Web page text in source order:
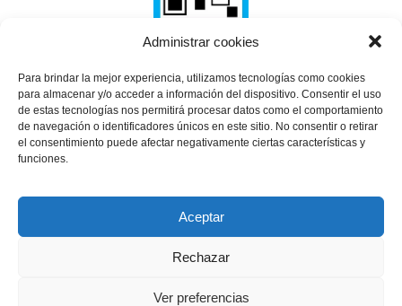
Administrar cookies
Para brindar la mejor experiencia, utilizamos tecnologías como cookies
para almacenar y/o acceder a información del dispositivo. Consentir el uso
de estas tecnologías nos permitirá procesar datos como el comportamiento
de navegación o identificadores únicos en este sitio. No consentir o retirar
el consentimiento puede afectar negativamente ciertas características y
funciones.
Aceptar
Rechazar
Ver preferencias
SHARE THIS SELECTION
Tweet